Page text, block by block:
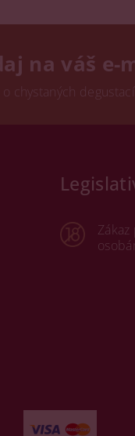
na váš e-
chystaných